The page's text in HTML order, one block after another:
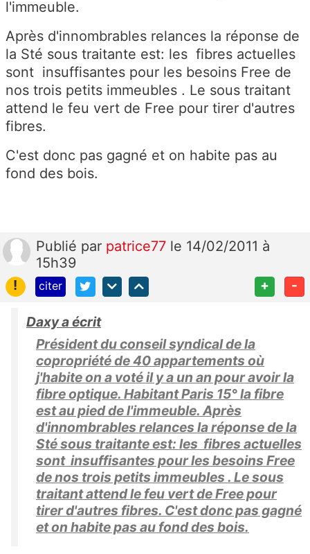
l'immeuble.
Après d'innombrables relances la réponse de
la Sté sous traitante est: les fibres actuelles
sont insuffisantes pour les besoins Free de
nos trois petits immeubles . Le sous traitant
attend le feu vert de Free pour tirer d'autres
fibres.
C'est donc pas gagné et on habite pas au
fond des bois.
Publié par patrice77 le 14/02/2011 à
15h39
!
citer + -
Daxy a écrit
Président du conseil syndical de la
copropriété de 40 appartements où
j'habite on a voté il y a un an pour avoir la
fibre optique. Habitant Paris 15° la fibre
est au pied de l'immeuble. Après
d'innombrables relances la réponse de la
Sté sous traitante est: les fibres actuelles
sont insuffisantes pour les besoins Free
de nos trois petits immeubles . Le sous
traitant attend le feu vert de Free pour
tirer d'autres fibres. C'est donc pas gagné
et on habite pas au fond des bois.